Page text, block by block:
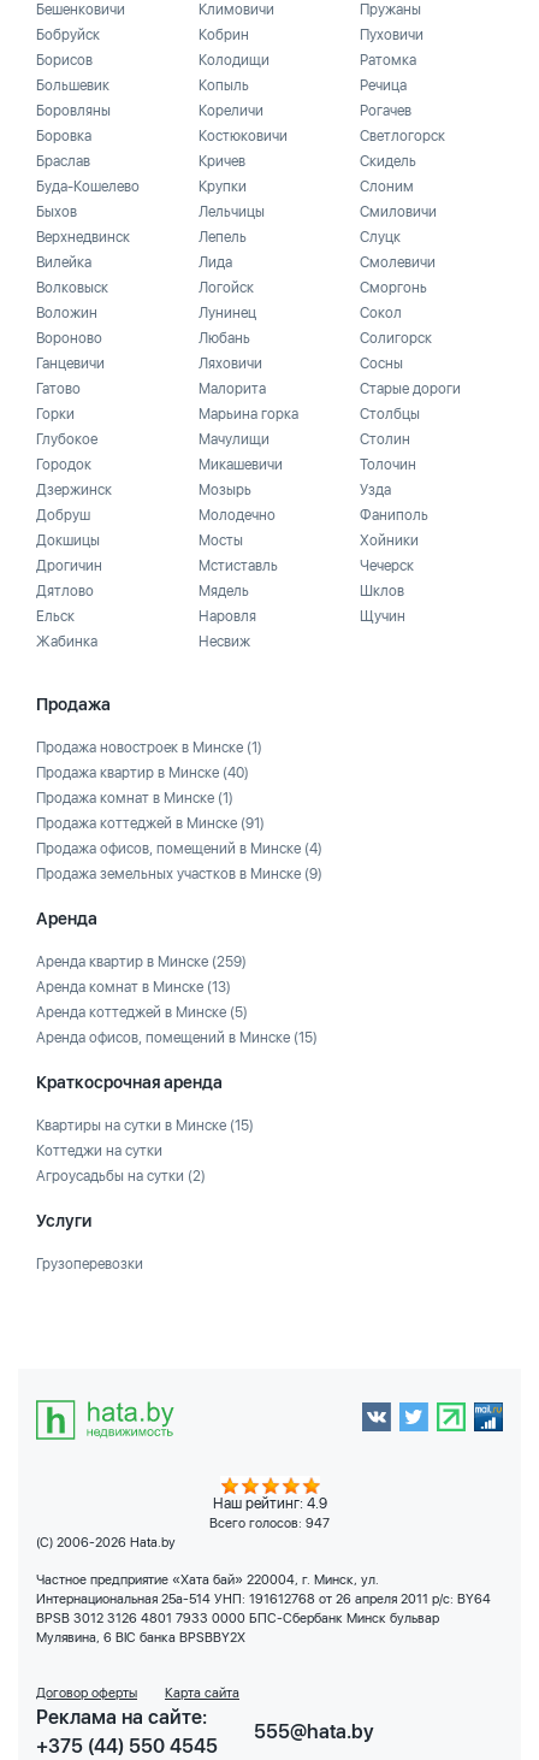
Бешенковичи
Бобруйск
Борисов
Большевик
Боровляны
Боровка
Браслав
Буда-Кошелево
Быхов
Верхнедвинск
Вилейка
Волковыск
Воложин
Вороново
Ганцевичи
Гатово
Горки
Глубокое
Городок
Дзержинск
Добруш
Докшицы
Дрогичин
Дятлово
Ельск
Жабинка
Климовичи
Кобрин
Колодищи
Копыль
Кореличи
Костюковичи
Кричев
Крупки
Лельчицы
Лепель
Лида
Логойск
Лунинец
Любань
Ляховичи
Малорита
Марьина горка
Мачулищи
Микашевичи
Мозырь
Молодечно
Мосты
Мстиставль
Мядель
Наровля
Несвиж
Пружаны
Пуховичи
Ратомка
Речица
Рогачев
Светлогорск
Скидель
Слоним
Смиловичи
Слуцк
Смолевичи
Сморгонь
Сокол
Солигорск
Сосны
Старые дороги
Столбцы
Столин
Толочин
Узда
Фаниполь
Хойники
Чечерск
Шклов
Щучин
Продажа
Продажа новостроек в Минске (1)
Продажа квартир в Минске (40)
Продажа комнат в Минске (1)
Продажа коттеджей в Минске (91)
Продажа офисов, помещений в Минске (4)
Продажа земельных участков в Минске (9)
Аренда
Аренда квартир в Минске (259)
Аренда комнат в Минске (13)
Аренда коттеджей в Минске (5)
Аренда офисов, помещений в Минске (15)
Краткосрочная аренда
Квартиры на сутки в Минске (15)
Коттеджи на сутки
Агроусадьбы на сутки (2)
Услуги
Грузоперевозки
Наш рейтинг: 4.9
Всего голосов: 947
(C) 2006-2026 Hata.by
Частное предприятие «Хата бай» 220004, г. Минск, ул.
Интернациональная 25а-514 УНП: 191612768 от 26 апреля 2011 р/с: BY64
BPSB 3012 3126 4801 7933 0000 БПС-Сбербанк Минск бульвар
Мулявина, 6 BIC банка BPSBBY2X
Договор оферты Карта сайта
Реклама на сайте:
+375 (44) 550 4545
555@hata.by